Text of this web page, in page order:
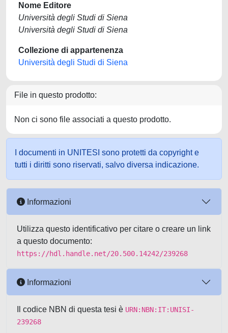
Nome Editore
Università degli Studi di Siena
Università degli Studi di Siena
Collezione di appartenenza
Università degli Studi di Siena
File in questo prodotto:
Non ci sono file associati a questo prodotto.
I documenti in UNITESI sono protetti da copyright e
tutti i diritti sono riservati, salvo diversa indicazione.
Informazioni
Utilizza questo identificativo per citare o creare un link
a questo documento:
https://hdl.handle.net/20.500.14242/239268
Informazioni
Il codice NBN di questa tesi è URN:NBN:IT:UNISI-
239268